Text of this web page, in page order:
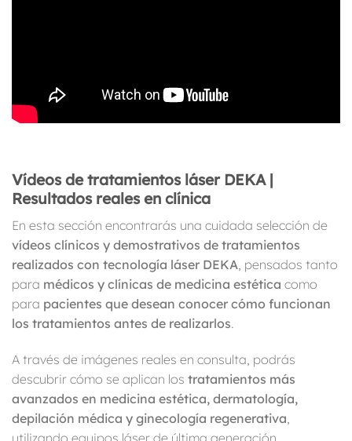
Vídeos de tratamientos láser DEKA |
Resultados reales en clínica
En esta sección encontrarás una cuidada selección de
vídeos clínicos y demostrativos de tratamientos
realizados con tecnología láser DEKA , pensados tanto
para médicos y clínicas de medicina estética como
para pacientes que desean conocer cómo funcionan
los tratamientos antes de realizarlos.
A través de imágenes reales en consulta, podrás
descubrir cómo se aplican los tratamientos más
avanzados en medicina estética, dermatología,
depilación médica y ginecología regenerativa
utilizando equipos láser de última generación